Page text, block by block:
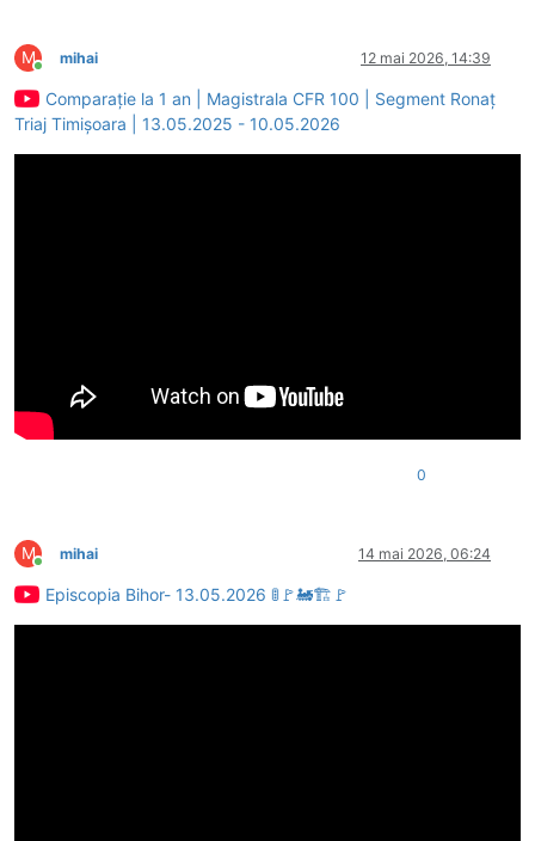
M
Conectat
mihai 12 mai 2026, 14:39
Comparație la 1 an | Magistrala CFR 100 | Segment Ronaț
Triaj Timișoara | 13.05.2025 - 10.05.2026
0
M
Conectat
mihai 14 mai 2026, 06:24
Episcopia Bihor- 13.05.2026 🚦🚩🚂🏗🚩